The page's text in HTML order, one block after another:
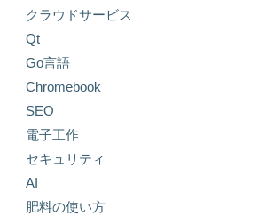
クラウドサービス
Qt
Go言語
Chromebook
SEO
電子工作
セキュリティ
AI
肥料の使い方